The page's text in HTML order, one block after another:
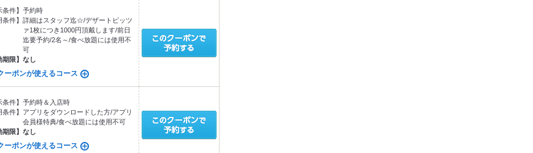
条件】 予約時
条件】 詳細はスタッフ迄☆/デザートピッツ
ァ1枚につき1000円頂戴します/前日
迄要予約/2名～/食べ放題には使用不
可
期限】 なし
ーポンが使えるコース
条件】 予約時＆入店時
条件】
アプリをダウンロードした方/アプリ
会員様特典/食べ放題には使用不可
期限】 なし
ーポンが使えるコース